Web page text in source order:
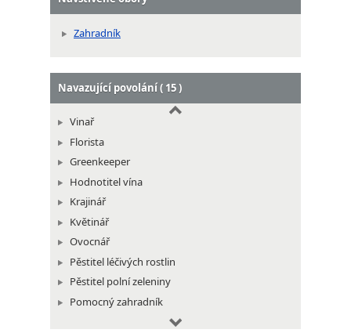
Zahradník
Navazující povolání ( 15 )
Vinař
Florista
Greenkeeper
Hodnotitel vína
Krajinář
Květinář
Ovocnář
Pěstitel léčivých rostlin
Pěstitel polní zeleniny
Pomocný zahradník